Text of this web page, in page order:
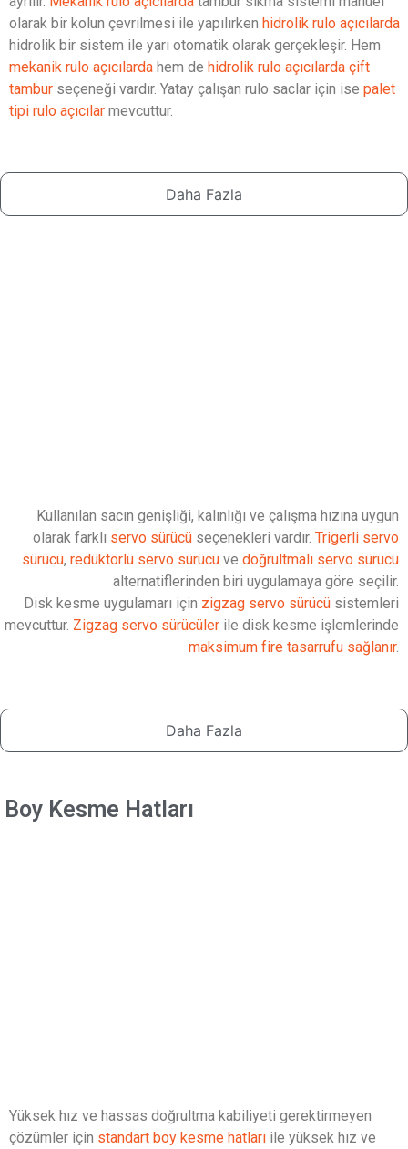
olarak bir kolun çevrilmesi ile yapılırken hidrolik rulo açıcılarda
hidrolik bir sistem ile yarı otomatik olarak gerçekleşir. Hem
mekanik rulo açıcılarda hem de hidrolik rulo açıcılarda çift
tambur seçeneği vardır. Yatay çalışan rulo saclar için ise palet
tipi rulo açıcılar mevcuttur.
Daha Fazla
Kullanılan sacın genişliği, kalınlığı ve çalışma hızına uygun
olarak farklı servo sürücü seçenekleri vardır. Trigerli servo
sürücü, redüktörlü servo sürücü ve doğrultmalı servo sürücü
alternatiflerinden biri uygulamaya göre seçilir.
Disk kesme uygulamarı için zigzag servo sürücü sistemleri
mevcuttur. Zigzag servo sürücüler ile disk kesme işlemlerinde
maksimum fire tasarrufu sağlanır.
Daha Fazla
Boy Kesme Hatları
Yüksek hız ve hassas doğrultma kabiliyeti gerektirmeyen
çözümler için standart boy kesme hatları ile yüksek hız ve